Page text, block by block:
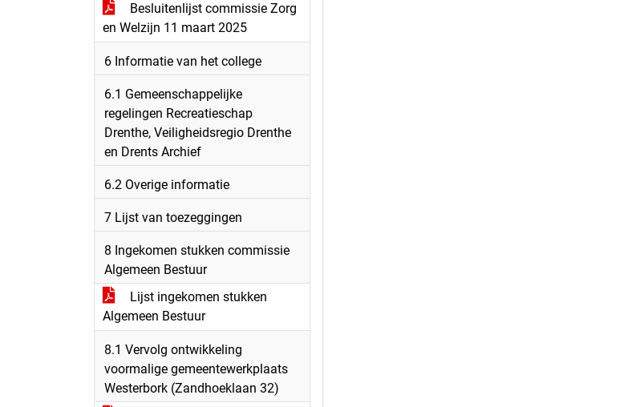
Besluitenlijst commissie Zorg
en Welzijn 11 maart 2025
6 Informatie van het college
6.1 Gemeenschappelijke
regelingen Recreatieschap
Drenthe, Veiligheidsregio Drenthe
en Drents Archief
6.2 Overige informatie
7 Lijst van toezeggingen
8 Ingekomen stukken commissie
Algemeen Bestuur
Lijst ingekomen stukken
Algemeen Bestuur
8.1 Vervolg ontwikkeling
voormalige gemeentewerkplaats
Westerbork (Zandhoeklaan 32)